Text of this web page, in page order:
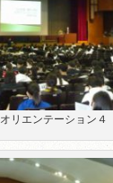
オリエンテーション４